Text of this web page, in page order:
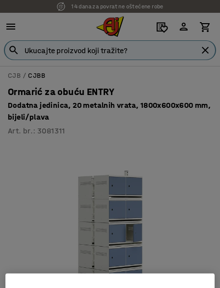
14 dana za povrat ne oštećene robe
CJB CJBB
Ormarić za obuću ENTRY
Dodatna jedinica, 20 metalnih vrata, 1800x600x600 mm,
bijeli/plava
Art. br. : 3081311